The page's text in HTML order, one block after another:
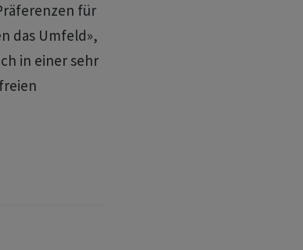
für
das Umfeld»,
in einer sehr